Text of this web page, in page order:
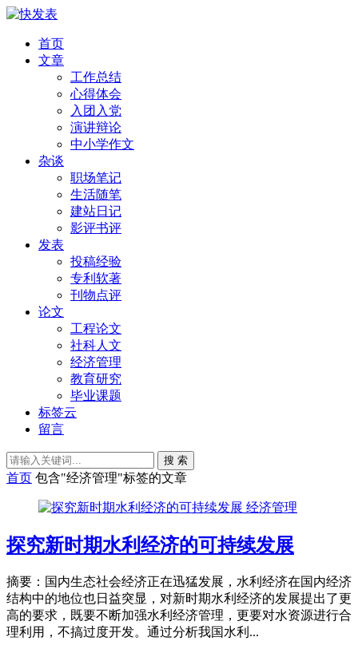
首页
文章
工作总结
心得体会
入团入党
演讲辩论
中小学作文
杂谈
职场笔记
生活随笔
建站日记
影评书评
发表
投稿经验
专利软著
刊物点评
论文
工程论文
社科人文
经济管理
教育研究
毕业课题
标签云
留言
搜 索
首页 包含"经济管理"标签的文章
经济管理
探究新时期水利经济的可持续发展
摘要：国内生态社会经济正在迅猛发展，水利经济在国内经济
结构中的地位也日益突显，对新时期水利经济的发展提出了更
高的要求，既要不断加强水利经济管理，更要对水资源进行合
理利用，不搞过度开发。通过分析我国水利...